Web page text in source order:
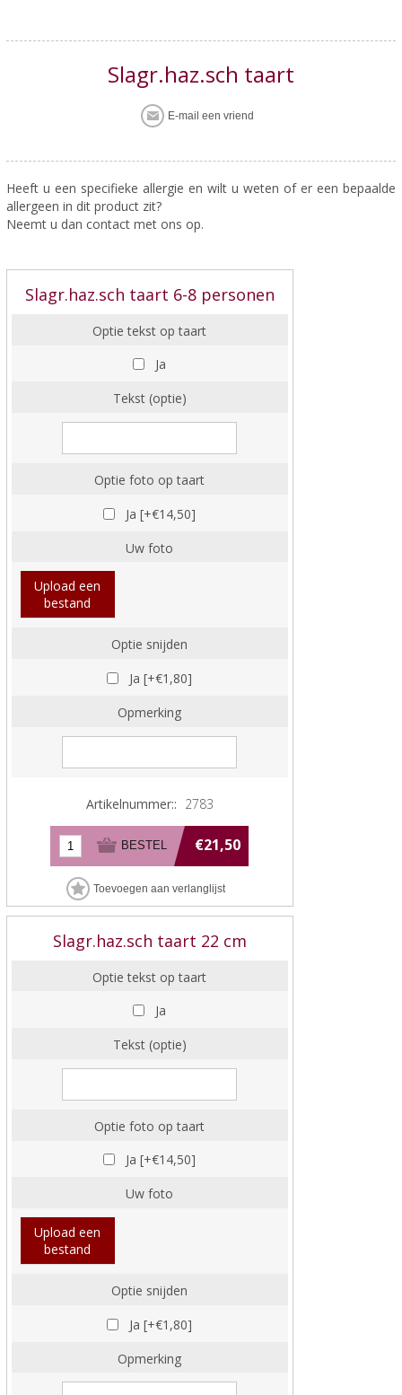
Slagr.haz.sch taart
Heeft u een specifieke allergie en wilt u weten of er een bepaalde
allergeen in dit product zit?
Neemt u dan contact met ons op.
Slagr.haz.sch taart 6-8 personen
Optie tekst op taart
Ja
Tekst (optie)
Optie foto op taart
Ja [+€14,50]
Uw foto
Upload een
bestand
Optie snijden
Ja [+€1,80]
Opmerking
Artikelnummer:: 2783
€21,50
Slagr.haz.sch taart 22 cm
Optie tekst op taart
Ja
Tekst (optie)
Optie foto op taart
Ja [+€14,50]
Uw foto
Upload een
bestand
Optie snijden
Ja [+€1,80]
Opmerking